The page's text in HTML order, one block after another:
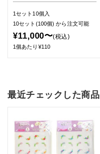
1セット10個入
10セット(100個)から注文可能
¥11,000〜(税込)
1個あたり¥110
最近チェックした商品